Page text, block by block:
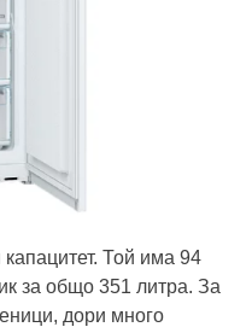
Той има 94
за общо 351 литра. За
дори много